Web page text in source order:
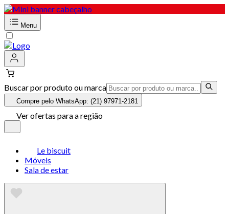
Menu
Buscar por produto ou marca
Compre pelo WhatsApp: (21) 97971-2181
Ver ofertas para a região
Le biscuit
Móveis
Sala de estar